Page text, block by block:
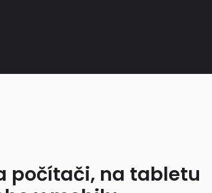
počítači, na tabletu